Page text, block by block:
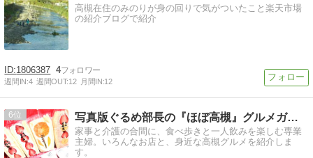
高槻在住のみのりが身の回りで気がついたこと楽天市場
の紹介ブログで紹介
1806387 4
週間IN:4 週間OUT:12 月間IN:12
6 写真版ぐるめ部長の『ほぼ高槻』グルメガイド vol.２
家事と介護の合間に、食べ歩きと一人飲みを楽しむ専業
主婦。いろんなお店と、身近な高槻グルメを紹介しま
す。